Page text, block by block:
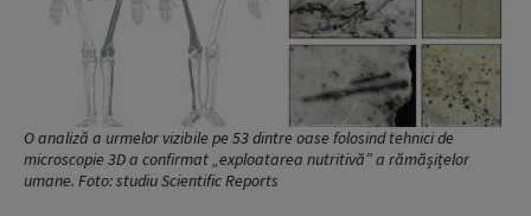
O analiză a urmelor vizibile pe 53 dintre oase folosind tehnici de
microscopie 3D a confirmat „exploatarea nutritivă” a rămășițelor
umane. Foto: studiu Scientific Reports